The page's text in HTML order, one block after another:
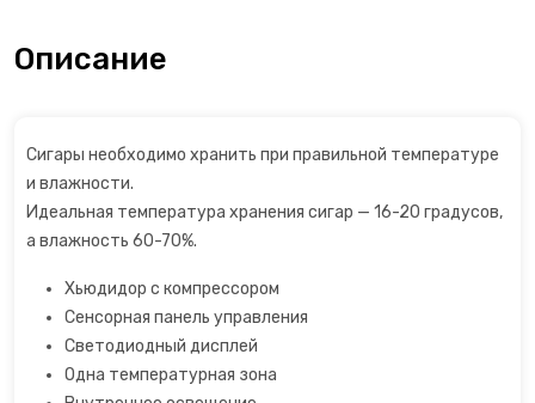
Описание
Сигары необходимо хранить при правильной температуре
и влажности.
Идеальная температура хранения сигар — 16-20 градусов,
а влажность 60-70%.
Хьюдидор с компрессором
Сенсорная панель управления
Светодиодный дисплей
Одна температурная зона
Су-вид
Сушилки для фруктов
Термопоты
Тостеры